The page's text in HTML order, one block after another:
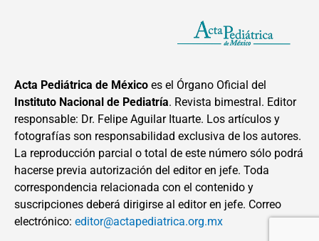
Acta Pediátrica de México es el Órgano Oficial del
Instituto Nacional de Pediatría. Revista bimestral. Editor
responsable: Dr. Felipe Aguilar Ituarte. Los artículos y
fotografías son responsabilidad exclusiva de los autores.
La reproducción parcial o total de este número sólo podrá
hacerse previa autorización del editor en jefe. Toda
correspondencia relacionada con el contenido y
suscripciones deberá dirigirse al editor en jefe. Correo
electrónico: editor@actapediatrica.org.mx